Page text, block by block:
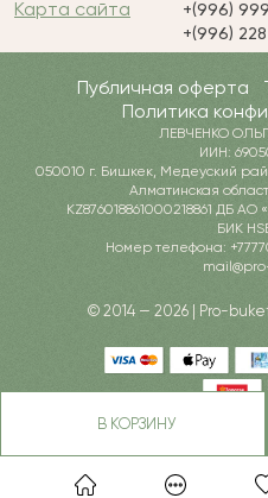
В КОРЗИНУ
Карта сайта
+(996)
+(996)
Публичная оферта
Политика
ЛЕВЧЕНКО
ИИН:
050010 г. Бишкек, Медеуский
Алматинская
KZ876018861000218861 ДБ
БИК
Номер телефона:
© 2014 — 2026 | Pro-